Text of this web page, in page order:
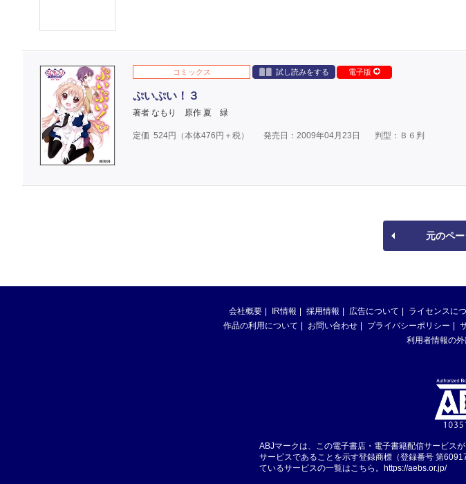
コミックス 試し読みをする 電子版
ぷいぷい！３
著者 なもり 原作 夏 緑
定価 524円（本体476円＋税） 発売日：2009年04月23日 判型：Ｂ６判
元のペ
会社概要 IR情報 採用情報 広告について ライセンスに
作品の利用について
お問い合わせ プライバシーポリシー
利用者情報の
ABJマークは、この電子書店・電子書籍配信サービス
サービスであることを示す登録商標（登録番号 第
ているサービスの一覧はこちら。 https://aebs.or.jp/